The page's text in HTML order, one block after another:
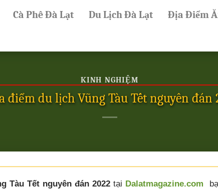
Cà Phê Đà Lạt Du Lịch Đà Lạt Địa Điểm
KINH NGHIỆM
điểm du lịch Vũng Tàu Tết nguyên đán
Tàu Tết nguyên đán 2022tại Dalatmagazine.com